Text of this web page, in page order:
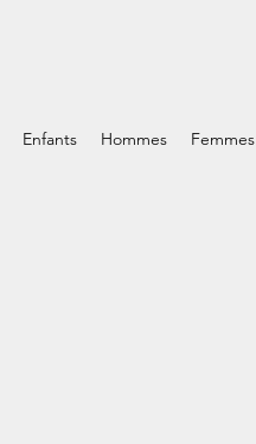
Enfants Hommes Femmes